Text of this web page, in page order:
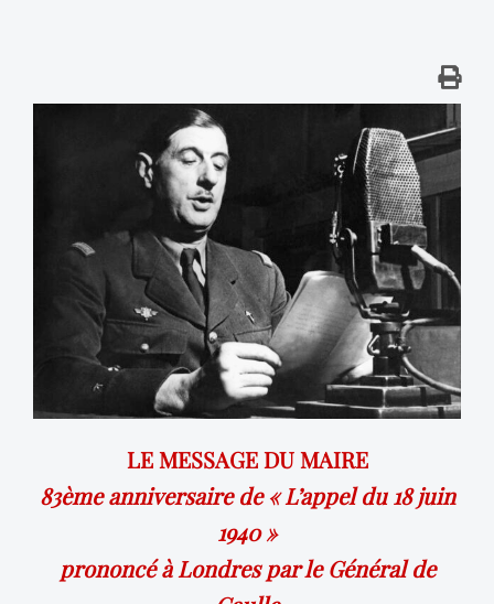
LE MESSAGE DU MAIRE
83ème anniversaire de « L’appel du 18 juin
1940 »
prononcé à Londres par le Général de